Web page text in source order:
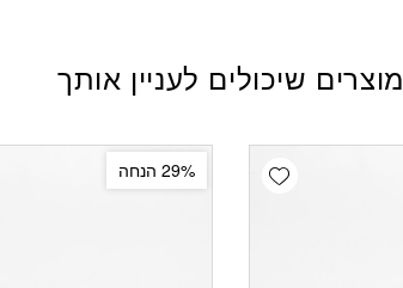
מוצרים שיכולים לעניין אותך
Add wishlist29% הנחה